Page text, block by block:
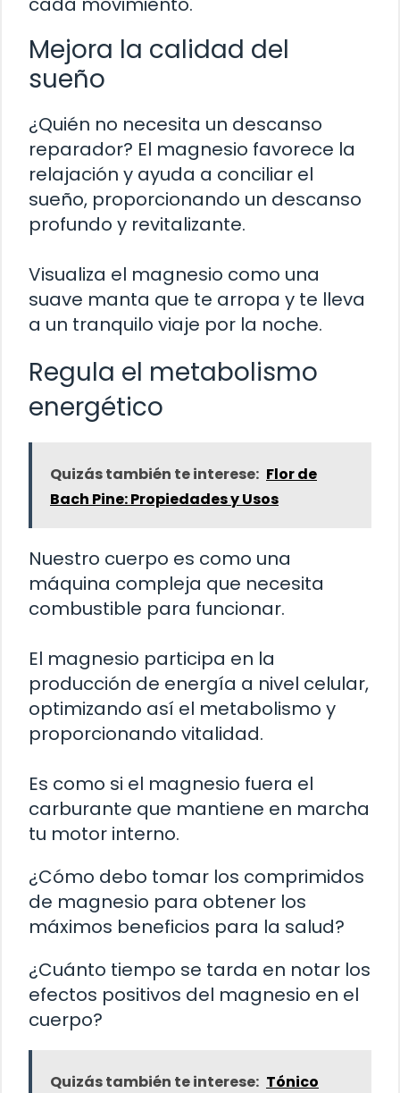
Mejora la calidad del
sueño
¿Quién no necesita un descanso
reparador? El magnesio favorece la
relajación y ayuda a conciliar el
sueño, proporcionando un descanso
profundo y revitalizante.
Visualiza el magnesio como una
suave manta que te arropa y te lleva
a un tranquilo viaje por la noche.
Regula el metabolismo
energético
Quizás también te interese: Flor de
Bach Pine: Propiedades y Usos
Nuestro cuerpo es como una
máquina compleja que necesita
combustible para funcionar.
El magnesio participa en la
producción de energía a nivel celular,
optimizando así el metabolismo y
proporcionando vitalidad.
Es como si el magnesio fuera el
carburante que mantiene en marcha
tu motor interno.
¿Cómo debo tomar los comprimidos
de magnesio para obtener los
máximos beneficios para la salud?
¿Cuánto tiempo se tarda en notar los
efectos positivos del magnesio en el
cuerpo?
Quizás también te interese: Tónico